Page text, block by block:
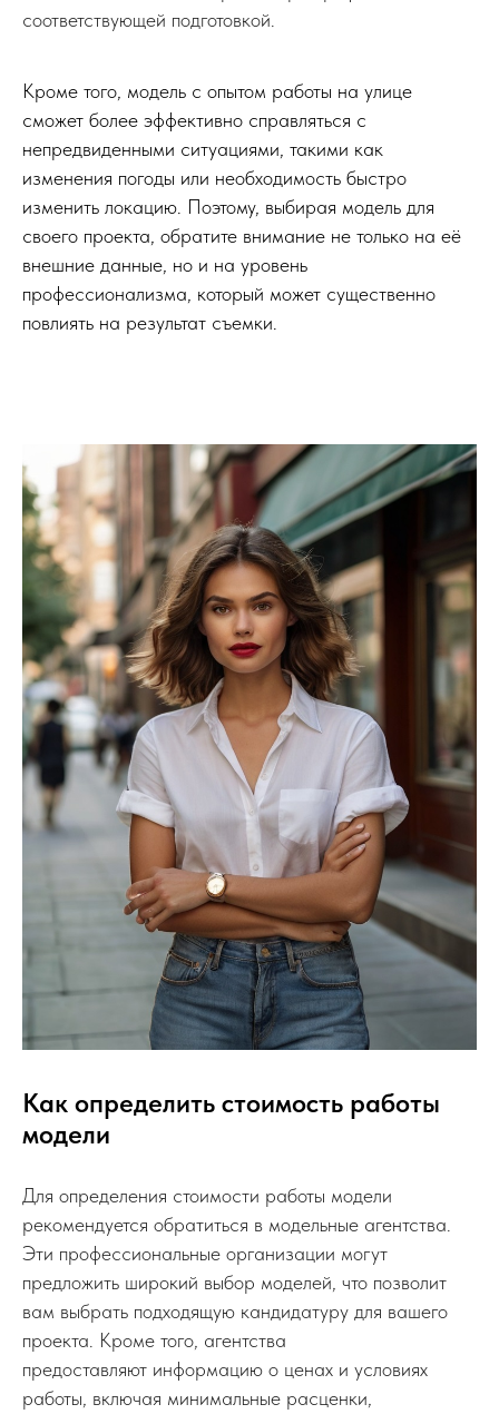
соответствующей подготовкой.
Кроме того, модель с опытом работы на улице
сможет более эффективно справляться с
непредвиденными ситуациями, такими как
изменения погоды или необходимость быстро
изменить локацию. Поэтому, выбирая модель для
своего проекта, обратите внимание не только на её
внешние данные, но и на уровень
профессионализма, который может существенно
повлиять на результат съемки.
Как определить стоимость работы
модели
Для определения стоимости работы модели
рекомендуется обратиться в модельные агентства.
Эти профессиональные организации могут
предложить широкий выбор моделей, что позволит
вам выбрать подходящую кандидатуру для вашего
проекта. Кроме того, агентства
предоставляют информацию о ценах и условиях
работы, включая минимальные расценки,